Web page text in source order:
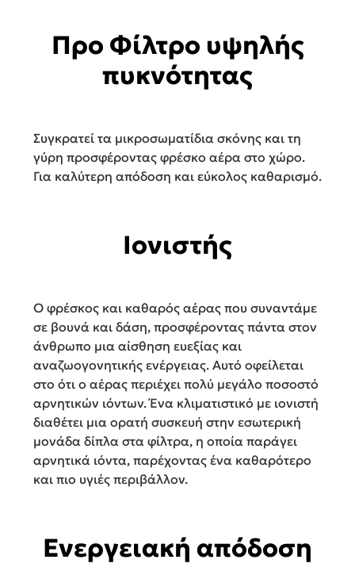
Προ Φίλτρο υψηλής
πυκνότητας
Συγκρατεί τα μικροσωματίδια σκόνης και τη
γύρη προσφέροντας φρέσκο αέρα στο χώρο.
Για καλύτερη απόδοση και εύκολος καθαρισμό.
Ιονιστής
Ο φρέσκος και καθαρός αέρας που συναντάμε
σε βουνά και δάση, προσφέροντας πάντα στον
άνθρωπο μια αίσθηση ευεξίας και
αναζωογονητικής ενέργειας. Αυτό οφείλεται
στο ότι ο αέρας περιέχει πολύ μεγάλο ποσοστό
αρνητικών ιόντων. Ένα κλιματιστικό με ιονιστή
διαθέτει μια ορατή συσκευή στην εσωτερική
μονάδα δίπλα στα φίλτρα, η οποία παράγει
αρνητικά ιόντα, παρέχοντας ένα καθαρότερο
και πιο υγιές περιβάλλον.
Ενεργειακή απόδοση